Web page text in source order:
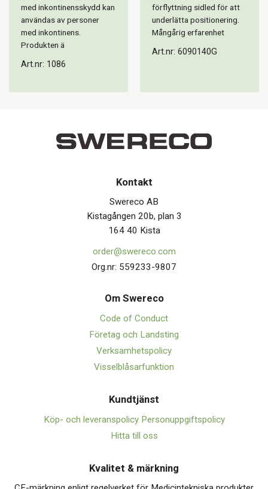
med inkontinensskydd kan
användas av personer
med inkontinens.
Produkten ä
Art.nr: 1086
förflyttning sidled för att
underlätta positionering.
Mångårig erfarenhet
Art.nr: 6090140G
Kontakt
Swereco AB
Kistagången 20b, plan 3
164 40 Kista
order@swereco.com
Org.nr: 559233-9807
Om Swereco
Code of Conduct
Företag och Landsting
Verksamhetspolicy
Visselblåsarfunktion
Kundtjänst
Köp- och leveranspolicy Personuppgiftspolicy
Hitta till oss
Kvalitet & märkning